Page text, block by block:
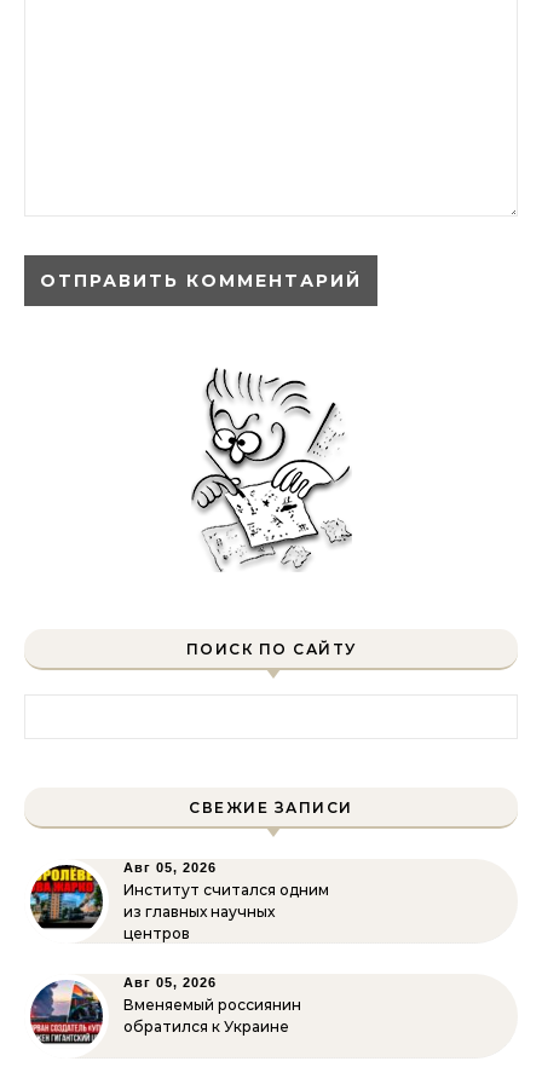
ПОИСК ПО САЙТУ
СВЕЖИЕ ЗАПИСИ
Авг 05, 2026
Институт считался одним
из главных научных
центров
Авг 05, 2026
Вменяемый россиянин
обратился к Украине